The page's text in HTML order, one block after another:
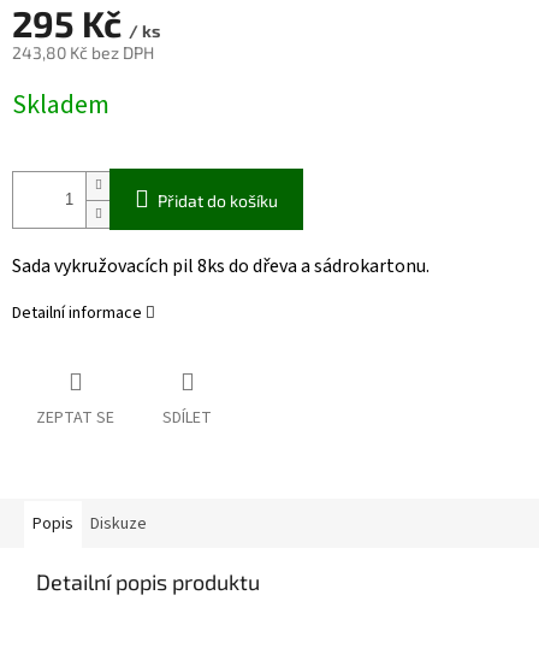
295 Kč / ks
243,80 Kč bez DPH
cena:
Skladem
Přidat do košíku
Sada vykružovacích pil 8ks do dřeva a sádrokartonu.
Detailní informace
ZEPTAT SE SDÍLET
Popis Diskuze
Detailní popis produktu